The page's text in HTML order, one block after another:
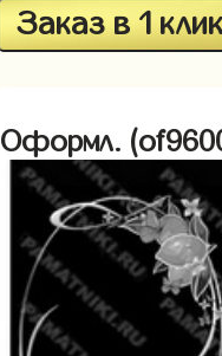
Заказ в 1
Оформл.